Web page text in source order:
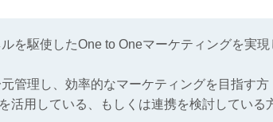
を駆使したOne to Oneマーケティングを実現
管理し、効率的なマーケティングを目指す方
活用している、もしくは連携を検討している